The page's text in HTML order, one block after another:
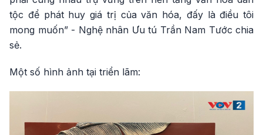
tộc để phát huy giá trị của văn hóa, đấy là điều tôi
mong muốn” - Nghệ nhân Ưu tú Trần Nam Tước chia
sẻ.
Một số hình ảnh tại triển lãm: